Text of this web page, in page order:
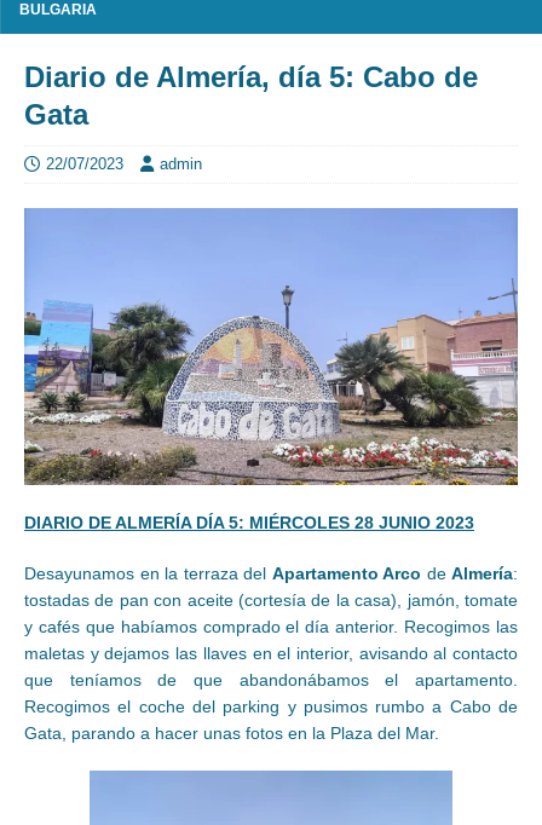
BULGARIA
Diario de Almería, día 5: Cabo de
Gata
22/07/2023 admin
DIARIO DE ALMERÍA DÍA 5: MIÉRCOLES 28 JUNIO 2023
Desayunamos en la terraza del Apartamento Arco de Almería:
tostadas de pan con aceite (cortesía de la casa), jamón, tomate
y cafés que habíamos comprado el día anterior. Recogimos las
maletas y dejamos las llaves en el interior, avisando al contacto
que teníamos de que abandonábamos el apartamento.
Recogimos el coche del parking y pusimos rumbo a Cabo de
Gata, parando a hacer unas fotos en la Plaza del Mar.